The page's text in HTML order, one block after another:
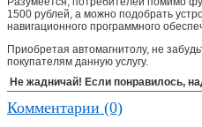
1500 рублей, а можно подобрать
навигационного программного
Приобретая автомагнитолу, не
покупателям данную услугу.
Не жадничай! Если понравилось,
Комментарии (0)